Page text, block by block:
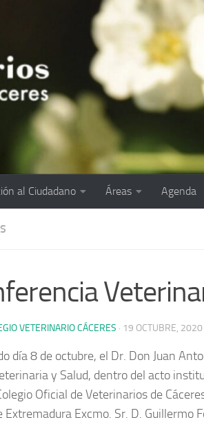
al Ciudadano Áreas Agenda
VETERINARIO CÁCERES · 19 OCTUBRE, 2020
día 8 de octubre, el Dr. Don Juan
y Salud, dentro del acto
Oficial de Veterinarios de
Extremadura Excmo. Sr. D. Guillermo